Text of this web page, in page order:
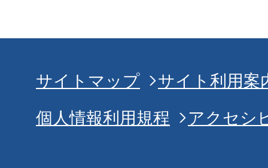
サイトマップ
サイト利用案
個人情報利用規程
アクセシ